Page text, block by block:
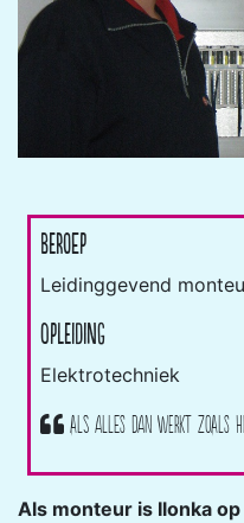
Beroep
Leidinggevend
Opleiding
Elektrotechniek
Als alles dan werkt zoals
Als monteur is Ilonka